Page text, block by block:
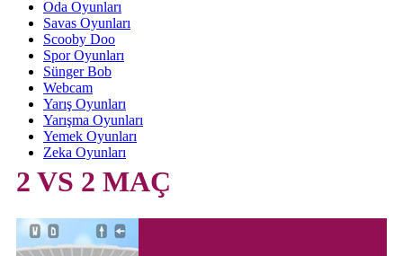
Oda Oyunları
Savas Oyunları
Scooby Doo
Spor Oyunları
Sünger Bob
Webcam
Yarış Oyunları
Yarışma Oyunları
Yemek Oyunları
Zeka Oyunları
2 VS 2 MAÇ